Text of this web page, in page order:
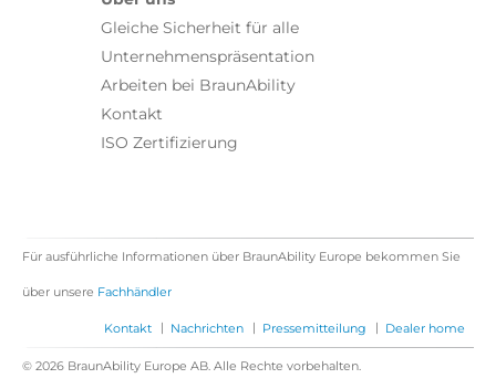
Gleiche Sicherheit für alle
Unternehmenspräsentation
Arbeiten bei BraunAbility
Kontakt
ISO Zertifizierung
Für ausführliche Informationen über BraunAbility Europe bekommen Sie
über unsere Fachhändler
Kontakt | Nachrichten | Pressemitteilung | Dealer home
© 2026 BraunAbility Europe AB. Alle Rechte vorbehalten.